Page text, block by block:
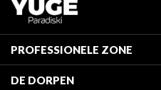
PROFESSIONELE ZONE
DE DORPEN